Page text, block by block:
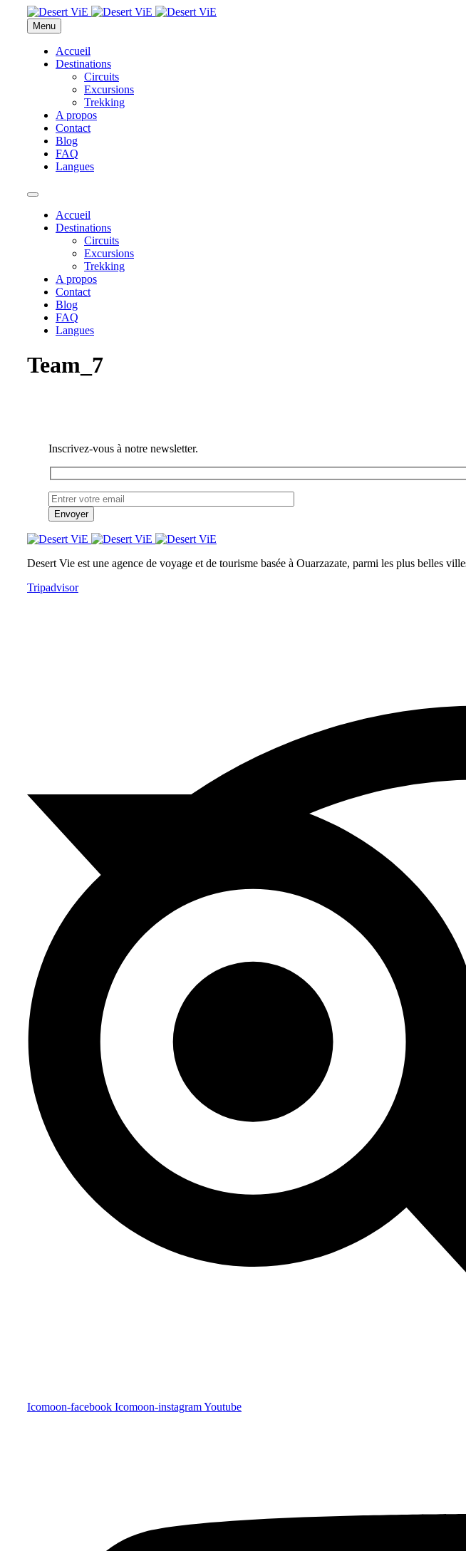
Menu
Accueil
Destinations
Circuits
Excursions
Trekking
A propos
Contact
Blog
FAQ
Langues
Accueil
Destinations
Circuits
Excursions
Trekking
A propos
Contact
Blog
FAQ
Langues
Team_7
Inscrivez-vous à notre newsletter.
Desert Vie est une agence de voyage et de tourisme basée à Ouarzazate, parmi les plus belles
Tripadvisor
Icomoon-facebook Icomoon-instagramYoutube